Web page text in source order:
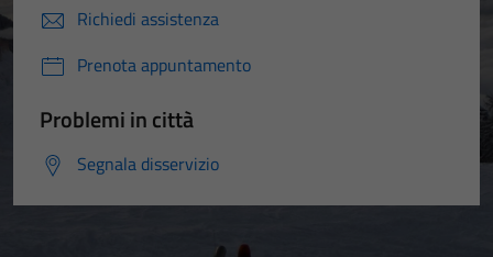
Richiedi assistenza
Prenota appuntamento
Problemi in città
Segnala disservizio